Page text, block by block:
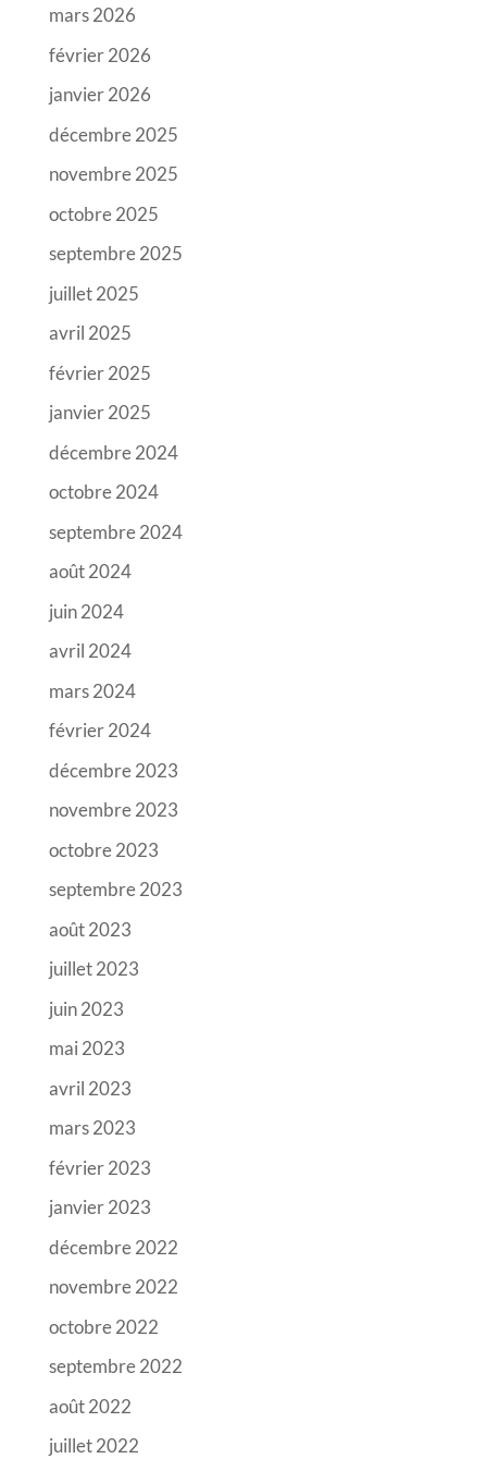
mars 2026
février 2026
janvier 2026
décembre 2025
novembre 2025
octobre 2025
septembre 2025
juillet 2025
avril 2025
février 2025
janvier 2025
décembre 2024
octobre 2024
septembre 2024
août 2024
juin 2024
avril 2024
mars 2024
février 2024
décembre 2023
novembre 2023
octobre 2023
septembre 2023
août 2023
juillet 2023
juin 2023
mai 2023
avril 2023
mars 2023
février 2023
janvier 2023
décembre 2022
novembre 2022
octobre 2022
septembre 2022
août 2022
juillet 2022